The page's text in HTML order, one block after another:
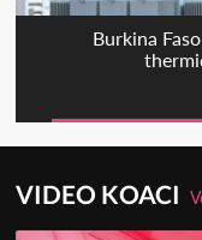
Burkina
VIDEO KOACI